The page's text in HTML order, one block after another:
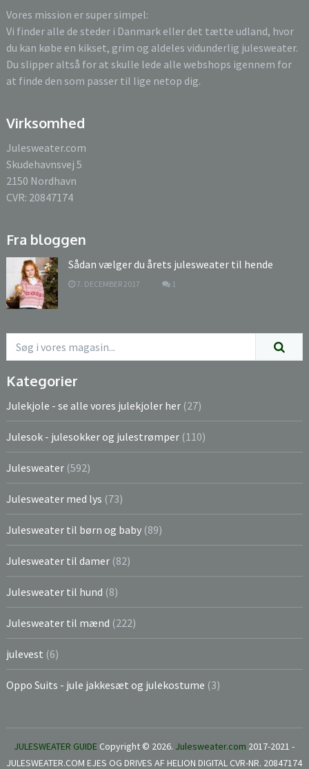
Vores mission er super simpel:
Vi finder alle de steder i Danmark eller det tætte udland, hvor
du kan købe en kikset, grim og aldeles vidunderlig julesweater.
Du slipper altså for at skulle lede alle webshops igennem for
at finde den som passer til lige netop dig.
Virksomhed
Julesweater.com
Skudehavnsvej 5
2150 Nordhavn
CVR: 20847174
Fra bloggen
Sådan vælger du årets julesweater til hende
7. DECEMBER 2017 1
Kategorier
Julekjole - se alle vores julekjoler her (27)
Julesok - julesokker og julestrømper (110)
Julesweater (592)
Julesweater med lys (73)
Julesweater til børn og baby (89)
Julesweater til damer (82)
Julesweater til hund (8)
Julesweater til mænd (222)
julevest (6)
Oppo Suits - jule jakkesæt og julekostume (3)
JULESWEATER GUIDE Copyright © 2026. Julesweater.com 2017-2021 -
JULESWEATER.COM EJES OG DRIVES AF HELION DIGITAL CVR-NR. 20847174